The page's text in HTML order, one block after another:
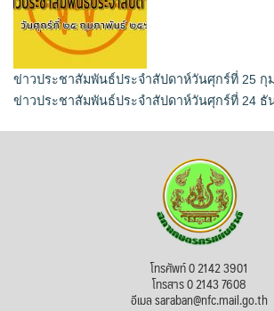
ข่าวประชาสัมพันธ์ประจำสัปดาห์วันศุกร์ที่ 25 กุ
ข่าวประชาสัมพันธ์ประจำสัปดาห์วันศุกร์ที่ 24 ธั
โทรศัพท์ 0 2142 3901
โทรสาร 0 2143 7608
อีเมล saraban@nfc.mail.go.th